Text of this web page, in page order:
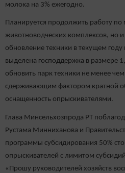
молока на 3% ежегодно.
Планируется продолжить работу
животноводческих комплексов, но
обновление техники в текущем
выделена господдержка в размере
обновить парк техники не менее
сдерживающим фактором кратной
оснащенность опрыскивателями.
Глава Минсельхозпрода РТ
Рустама Минниханова и
программы субсидирования 50%
опрыскивателей с лимитом
«Прошу руководителей хозяйств